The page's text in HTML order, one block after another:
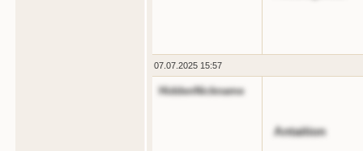
07.07.2025 15:57
HiddenNickname
Antaition